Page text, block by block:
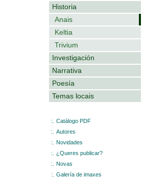
Historia
Anais
Keltia
Trivium
Investigación
Narrativa
Poesía
Temas locais
:.
Catálogo PDF
:.
Autores
:.
Novidades
:.
¿Queres publicar?
:.
Novas
:.
Galería de imaxes